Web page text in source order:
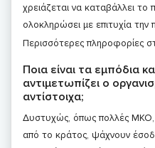
χρειάζεται να καταβάλλει το
ολοκληρώσει με επιτυχία
Περισσότερες πληροφορίες
Ποια είναι τα εμπόδια
αντιμετωπίζει ο
αντίστοιχα;
Δυστυχώς, όπως πολλές ΜΚΟ,
από το κράτος, ψάχνουν